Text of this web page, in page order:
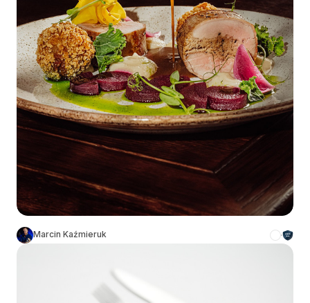
Marcin Kaźmieruk